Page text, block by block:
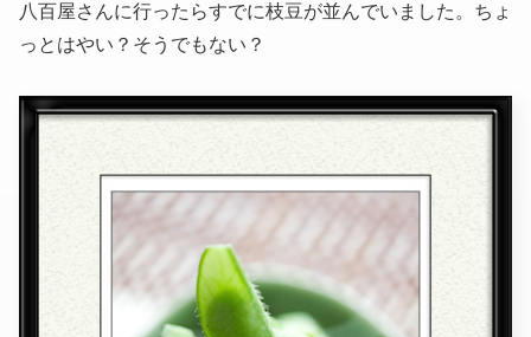
八百屋さんに行ったらすでに枝豆が並んでいました。ちょ
っとはやい？そうでもない？